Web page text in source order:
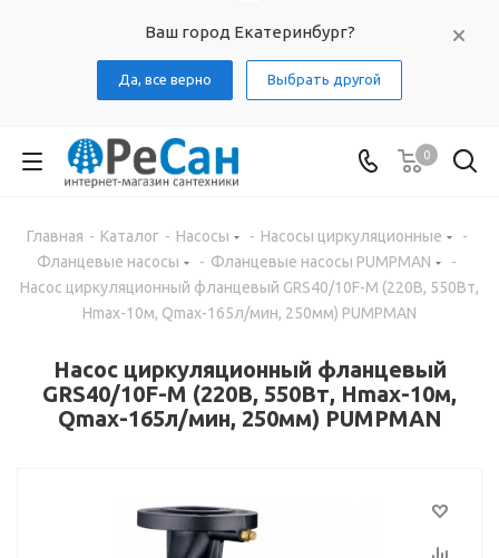
Ваш город Екатеринбург?
Да, все верно Выбрать другой
0
Главная - Каталог - Насосы - Насосы циркуляционные
-
Фланцевые насосы
- Фланцевые насосы PUMPMAN
-
Насос циркуляционный фланцевый GRS40/10F-M (220В, 550Вт,
Hmax-10м, Qmax-165л/мин, 250мм) PUMPMAN
Насос циркуляционный фланцевый
GRS40/10F-M (220В, 550Вт, Hmax-10м,
Qmax-165л/мин, 250мм) PUMPMAN